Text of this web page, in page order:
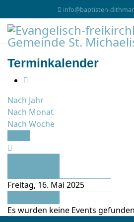
info@baptisten-
Terminkalender
Nach Jahr
Nach Monat
Nach Woche
Freitag, 16. Mai 2025
Es wurden keine Events gefunden